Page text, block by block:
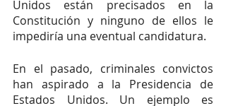
Unidos están precisados en la
Constitución y ninguno de ellos le
impediría una eventual candidatura.
En el pasado, criminales convictos
han aspirado a la Presidencia de